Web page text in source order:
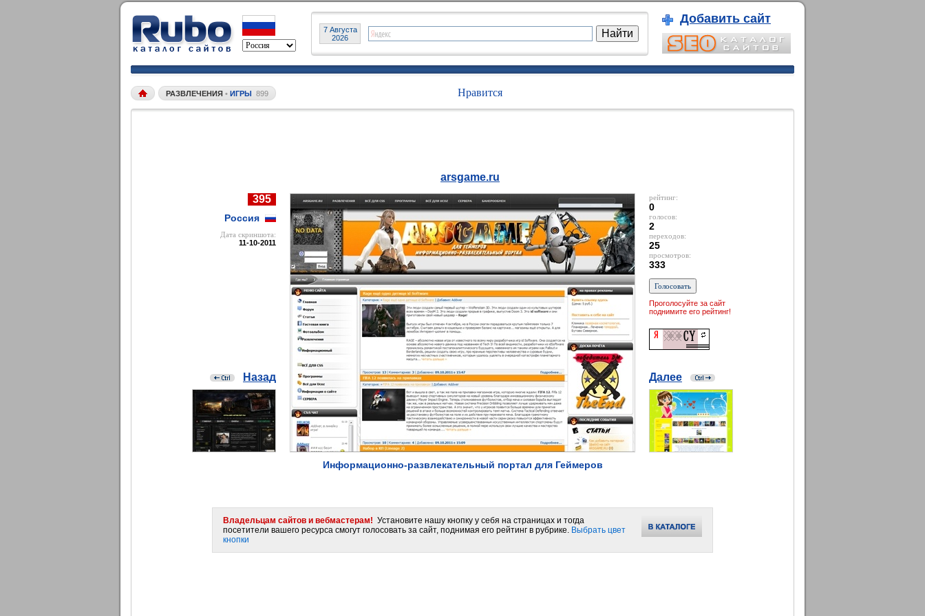
7 Августа
2026
Добавить сайт
РАЗВЛЕЧЕНИЯ • ИГРЫ 899 Нравится
395
Россия
Дата cкриншота:
11-10-2011
Назад
arsgame.ru
Информационно-развлекательный портал для Геймеров
рейтинг:
0
голосов:
2
переходов:
25
просмотров:
333
Проголосуйте за сайт
поднимите его рейтинг!
Далее
Владельцам сайтов и вебмастерам! Установите нашу кнопку у себя на страницах и тогда
посетители вашего ресурса смогут голосовать за сайт, поднимая его рейтинг в рубрике. Выбрать цвет
кнопки